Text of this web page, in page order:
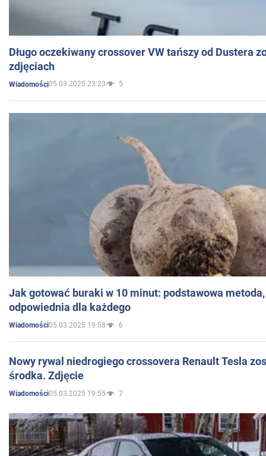
Długo oczekiwany crossover VW tańszy od Dustera
zdjęciach
Wiadomości05.03.2025 23:23 5
Jak gotować buraki w 10 minut: podstawowa
odpowiednia dla każdego
Wiadomości05.03.2025 19:58 6
Nowy rywal niedrogiego crossovera Renault Tesla
środka. Zdjęcie
Wiadomości05.03.2025 19:55 7